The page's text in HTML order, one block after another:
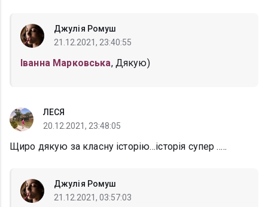
Джулія Ромуш
21.12.2021, 23:40:55
Іванна Марковська, Дякую)
ЛЕСЯ
20.12.2021, 23:48:05
Щиро дякую за класну історію…історія супер …..
Джулія Ромуш
21.12.2021, 03:57:03